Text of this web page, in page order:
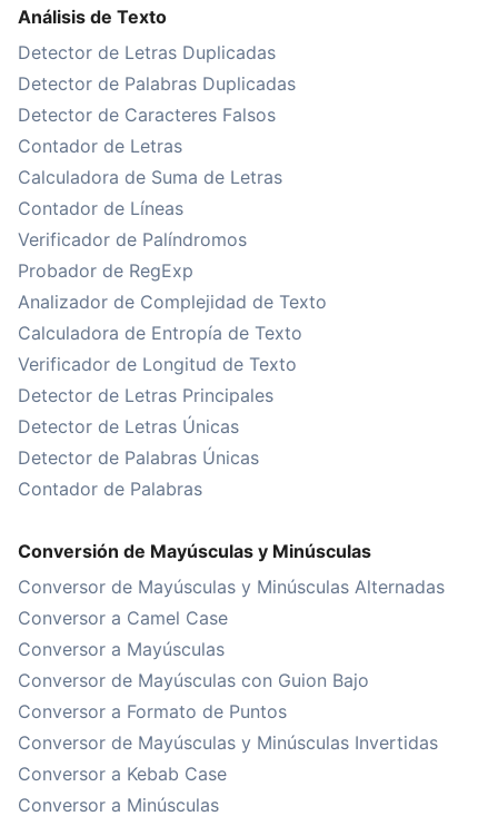
Análisis de Texto
Detector de Letras Duplicadas
Detector de Palabras Duplicadas
Detector de Caracteres Falsos
Contador de Letras
Calculadora de Suma de Letras
Contador de Líneas
Verificador de Palíndromos
Probador de RegExp
Analizador de Complejidad de Texto
Calculadora de Entropía de Texto
Verificador de Longitud de Texto
Detector de Letras Principales
Detector de Letras Únicas
Detector de Palabras Únicas
Contador de Palabras
Conversión de Mayúsculas y Minúsculas
Conversor de Mayúsculas y Minúsculas Alternadas
Conversor a Camel Case
Conversor a Mayúsculas
Conversor de Mayúsculas con Guion Bajo
Conversor a Formato de Puntos
Conversor de Mayúsculas y Minúsculas Invertidas
Conversor a Kebab Case
Conversor a Minúsculas